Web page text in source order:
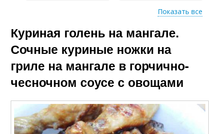
Ножки для жарки Ножки на мангале
Маринад для куриных
Ножки для духовки
Показать все
Куриная голень на мангале.
Сочные куриные ножки на
гриле на мангале в горчично-
чесночном соусе с овощами